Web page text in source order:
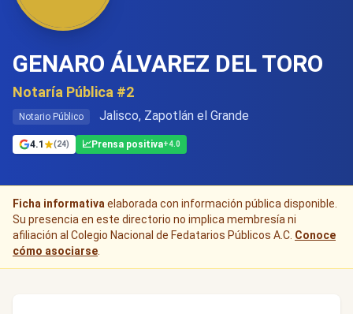
GENARO ÁLVAREZ DEL TORO
Notaría Pública #2
Notario Público Jalisco, Zapotlán el Grande
4.1 (24) 📈Prensa positiva+4.0
Ficha informativa elaborada con información pública disponible.
Su presencia en este directorio no implica membresía ni
afiliación al Colegio Nacional de Fedatarios Públicos A.C. Conoce
cómo asociarse